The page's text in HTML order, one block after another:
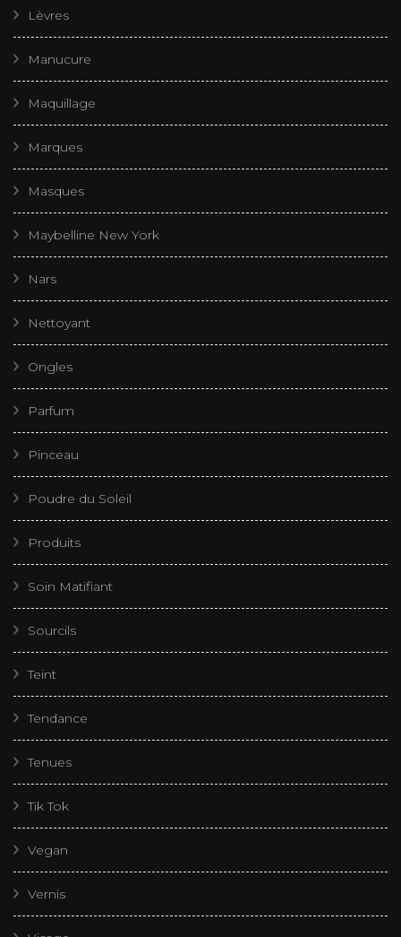
Lèvres
Manucure
Maquillage
Marques
Masques
Maybelline New York
Nars
Nettoyant
Ongles
Parfum
Pinceau
Poudre du Soleil
Produits
Soin Matifiant
Sourcils
Teint
Tendance
Tenues
Tik Tok
Vegan
Vernis